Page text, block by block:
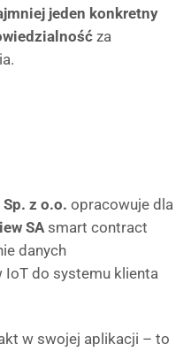
jeden konkretny
za
z o.o. opracowuje dla
SAsmart contract
danych
do systemu klienta
w swojej aplikacji – to